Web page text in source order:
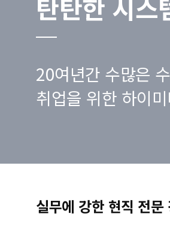
탄탄한 시스
20여년간 수많은
취업을 위한 하이
실무에 강한 현직 전문